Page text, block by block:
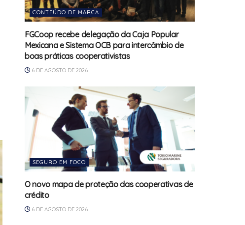
CONTEÚDO DE MARCA
FGCoop recebe delegação da Caja Popular
Mexicana e Sistema OCB para intercâmbio de
boas práticas cooperativistas
6 DE AGOSTO DE 2026
SEGURO EM FOCO
O novo mapa de proteção das cooperativas de
crédito
6 DE AGOSTO DE 2026